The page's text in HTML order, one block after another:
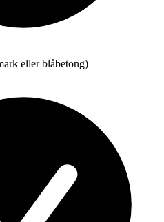
eller blåbetong)